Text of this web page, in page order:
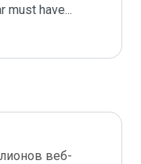
must have...
веб-